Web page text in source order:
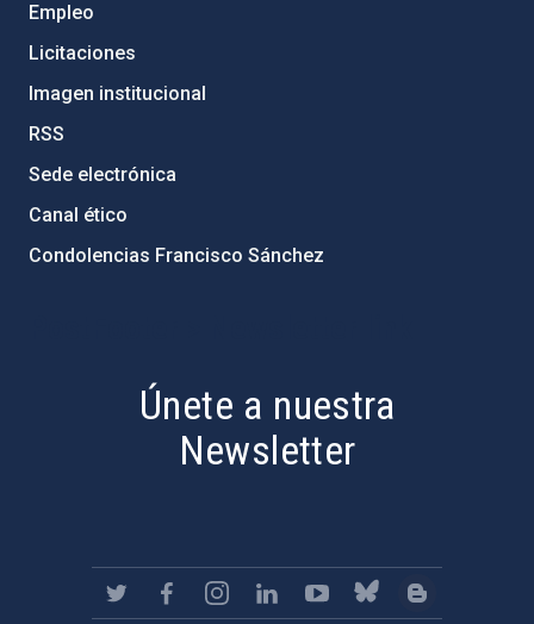
Empleo
Licitaciones
Imagen institucional
RSS
Sede electrónica
Canal ético
Condolencias Francisco Sánchez
Únete a nuestra
Newsletter